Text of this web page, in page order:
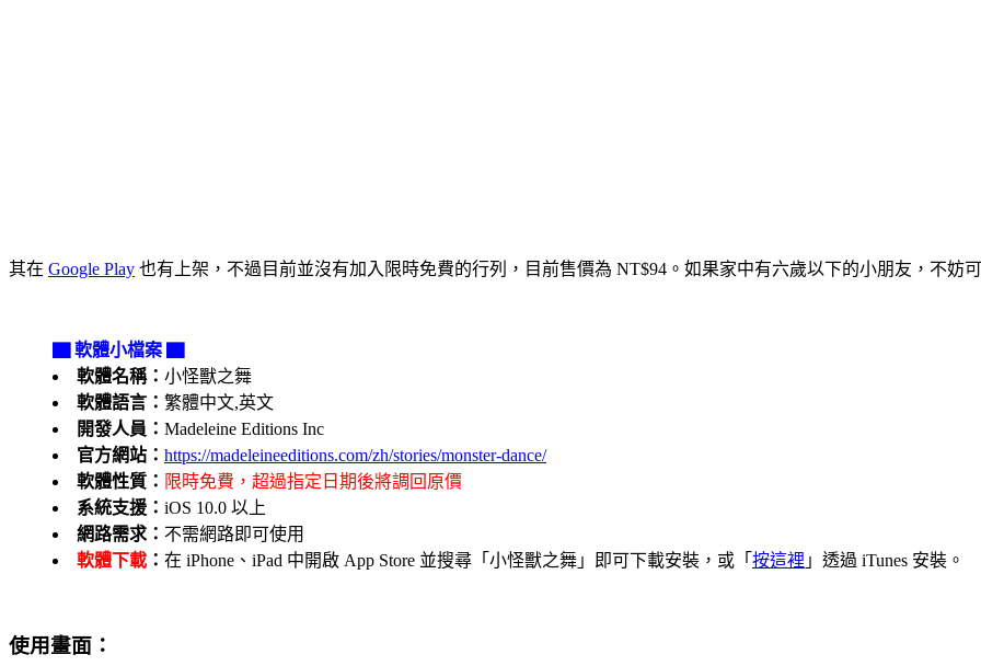
其在 Google Play 也有上架，不過目前並沒有加入限時免費的行列，目前售價為 NT$94。如果家中有六歲以下的小朋友，不妨
▇ 軟體小檔案 ▇
軟體名稱： 小怪獸之舞
軟體語言： 繁體中文,英文
開發人員： Madeleine Editions Inc
官方網站： https://madeleineeditions.com/zh/stories/monster-dance/
軟體性質： 限時免費，超過指定日期後將調回原價
系統支援： iOS 10.0 以上
網路需求： 不需網路即可使用
軟體下載 ： 在 iPhone、iPad 中開啟 App Store 並搜尋「小怪獸之舞」即可下載安裝，或「 按這裡 」透過 iTunes 安裝。
使用畫面：